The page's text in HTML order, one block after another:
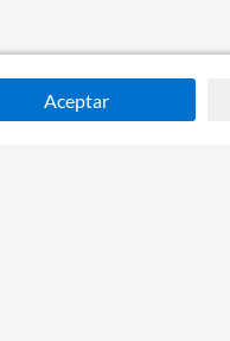
Aceptar